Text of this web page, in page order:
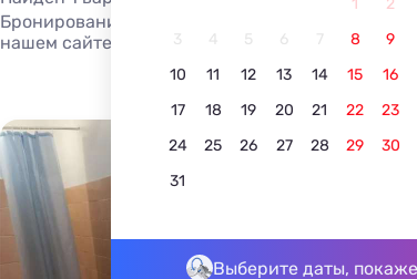
1
2
3
4 5 6 7 8
9
10
11 12 13 14 15
16
17
18 19 20 21 22
23
24
25 26 27 28 29
30
31
Выберите даты,
Бронирование лучших комнат в
нашем сайте.
Комната
До моря -